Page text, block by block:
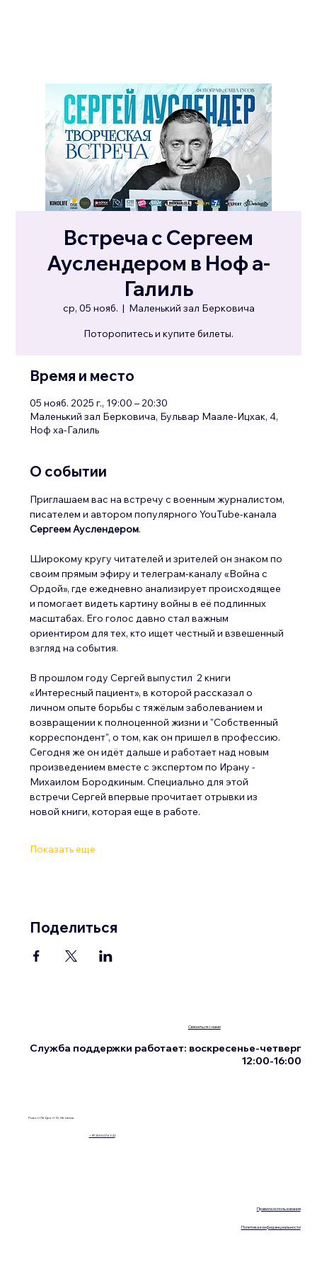
Встреча с Сергеем
Ауслендером в Ноф а-
Галиль
ср, 05 нояб.
  |
Маленький зал Берковича
Поторопитесь и купите билеты.
Время и место
05 нояб. 2025 г., 19:00 – 20:30
Маленький зал Берковича, Бульвар Маале-Ицхак, 4,
Ноф ха-Галиль
О событии
Приглашаем вас на встречу с военным журналистом,
писателем и автором популярного YouTube-канала
Сергеем Ауслендером.
Широкому кругу читателей и зрителей он знаком по
своим прямым эфиру и телеграм-каналу «Война с
Ордой», где ежедневно анализирует происходящее
и помогает видеть картину войны в её подлинных
масштабах. Его голос давно стал важным
ориентиром для тех, кто ищет честный и взвешенный
взгляд на события.
В прошлом году Сергей выпустил  2 книги
«Интересный пациент», в которой рассказал о
личном опыте борьбы с тяжёлым заболеванием и
возвращении к полноценной жизни и "Собственный
корреспондент", о том, как он пришел в профессию.
Сегодня же он идёт дальше и работает над новым
произведением вместе с экспертом по Ирану -
Михаилом Бородкиным. Специально для этой
встречи Сергей впервые прочитает отрывки из
новой книги, которая еще в работе.
Показать еще
Поделиться
Правила использования
Политика конфиденциальности
Ришон Ле-Цион 13, Нетания
+972555076342
Связаться с нами
Служба поддержки работает: воскресенье-четверг
12:00-16:00